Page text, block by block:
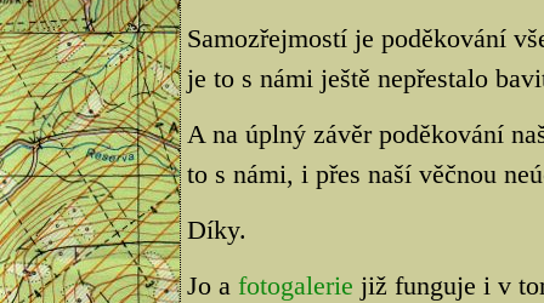
Samozřejmostí je poděkování
je to s námi ještě nepřestalo
A na úplný závěr poděkování
to s námi, i přes naší věčnou
Díky.
Jo a fotogalerie již funguje i v